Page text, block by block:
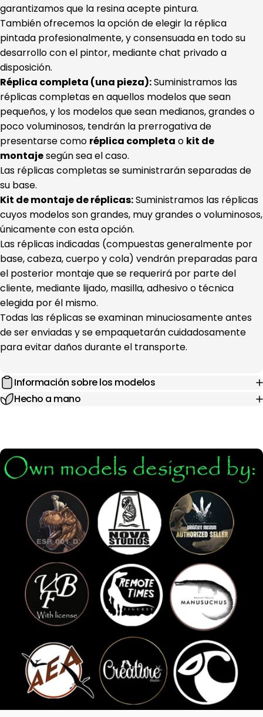
garantizamos que la resina acepte pintura.
También ofrecemos la opción de elegir la réplica
pintada profesionalmente, y consensuada en todo su
desarrollo con el pintor, mediante chat privado a
disposición.
Réplica completa (una pieza):Suministramos las
réplicas completas en aquellos modelos que sean
pequeños, y los modelos que sean medianos, grandes o
poco voluminosos, tendrán la prerrogativa de
presentarse como réplica completa o kit de
montajesegún sea el caso.
Las réplicas completas se suministrarán separadas de
su base.
Kit de montaje de réplicas:Suministramos las réplicas
cuyos modelos son grandes, muy grandes o voluminosos,
únicamente con esta opción.
Las réplicas indicadas (compuestas generalmente por
base, cabeza, cuerpo y cola) vendrán preparadas para
el posterior montaje que se requerirá por parte del
cliente, mediante lijado, masilla, adhesivo o técnica
elegida por él mismo.
Todas las réplicas se examinan minuciosamente antes
de ser enviadas y se empaquetarán cuidadosamente
para evitar daños durante el transporte.
Información sobre los modelos
Hecho a mano